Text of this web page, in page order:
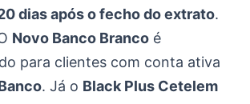
dias após o fecho do extrato.
Novo Banco Branco é
para clientes com conta ativa
. Já o Black Plus Cetelem